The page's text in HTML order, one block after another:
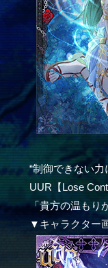
“制御できない
UUR【Lose
「貴方の温もり
▼キャラクター